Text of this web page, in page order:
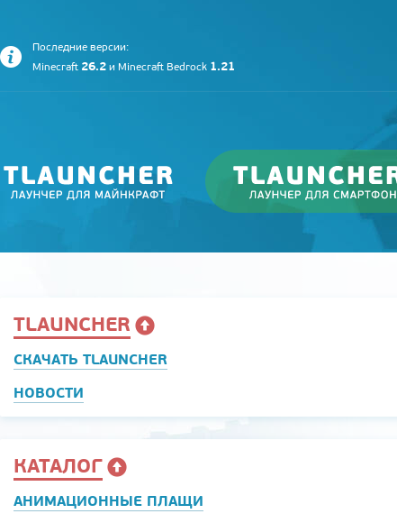
Последние версии:
Minecraft 26.2 и Minecraft Bedrock 1.21
TLAUNCHER
СКАЧАТЬ TLAUNCHER
НОВОСТИ
КАТАЛОГ
АНИМАЦИОННЫЕ ПЛАЩИ